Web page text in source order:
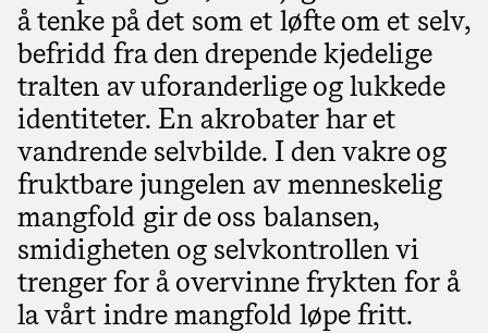
å tenke på det som et løfte om et selv,
befridd fra den drepende kjedelige
tralten av uforanderlige og lukkede
identiteter. En akrobater har et
vandrende selvbilde. I den vakre og
fruktbare jungelen av menneskelig
mangfold gir de oss balansen,
smidigheten og selvkontrollen vi
trenger for å overvinne frykten for å
la vårt indre mangfold løpe fritt.